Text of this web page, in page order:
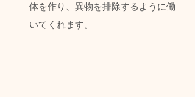
体を作り、異物を排除するように働
いてくれます。